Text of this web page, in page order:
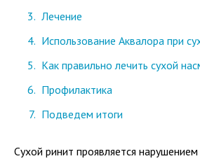
Лечение
Использование Аквалора при
Как правильно лечить сухой
Профилактика
Подведем итоги
Сухой ринит проявляется